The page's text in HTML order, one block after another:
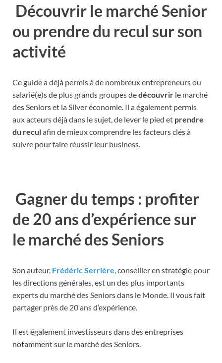
Découvrir le marché Senior
ou prendre du recul sur son
activité
Ce guide a déjà permis à de nombreux entrepreneurs ou
salarié(e)s de plus grands groupes dedécouvrir le marché
des Seniors et la Silver économie. Il a également permis
aux acteurs déjà dans le sujet, de lever le pied et prendre
du reculafin de mieux comprendre les facteurs clés à
suivre pour faire réussir leur business.
Gagner du temps : profiter
de 20 ans d’expérience sur
le marché des Seniors
Son auteur, Frédéric Serrière, conseiller en stratégie pour
les directions générales, est un des plus importants
experts du marché des Seniors dans le Monde. Il vous fait
partager près de 20 ans d’expérience.
Il est également investisseurs dans des entreprises
notamment sur le marché des Seniors.